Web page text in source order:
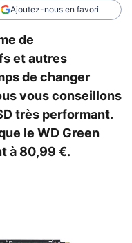
Ajoutez-nous en favori
de
et autres
de changer
vous conseillons
très performant.
le WD Green
à 80,99 €.